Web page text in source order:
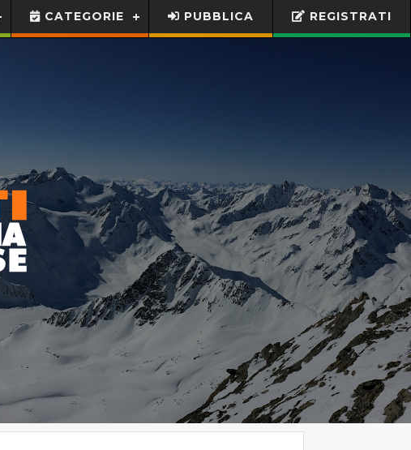
CATEGORIE PUBBLICA REGISTRATI